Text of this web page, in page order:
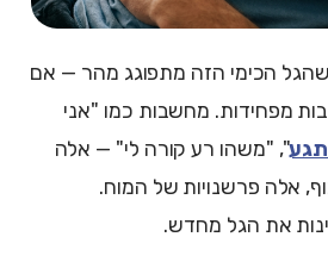
הכימי הזה מתפוגג מהר — אם
מפחידות. מחשבות כמו "אני
", "משהו רע קורה לי" — אלה
אלה פרשנויות של המוח.
את הגל מחדש.